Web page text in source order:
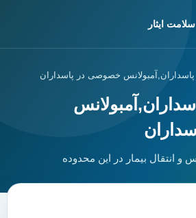
ایثار
پاسداران,آمبولانس خصوصی در پاسداران
و انتقال بیمار در این محدوده